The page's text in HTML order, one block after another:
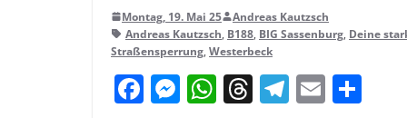
Montag, 19. Mai 25
Andreas Kautzsch
Andreas Kautzsch, B188, BIG Sassenburg, Deine
Straßensperrung, Westerbeck
F M W T T E